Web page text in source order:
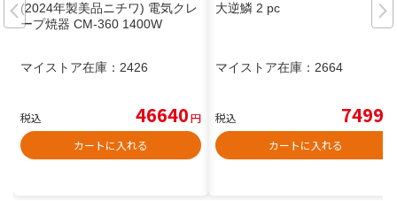
(2024年製美品ニチワ) 電気クレ
ープ焼器 CM-360 1400W
マイストア在庫： 2426
税込 46640円
カートに入れる
大逆鱗 2 pc
マイストア在庫： 2664
税込 7499
カートに入れる